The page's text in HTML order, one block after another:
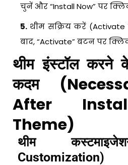
चुनें और “Install Now” पर
5. थीम सक्रिय करें (Activate
बाद, “Activate” बटन पर
थीम इंस्टॉल करने
कदम
After
Theme)
थीम
Customization)